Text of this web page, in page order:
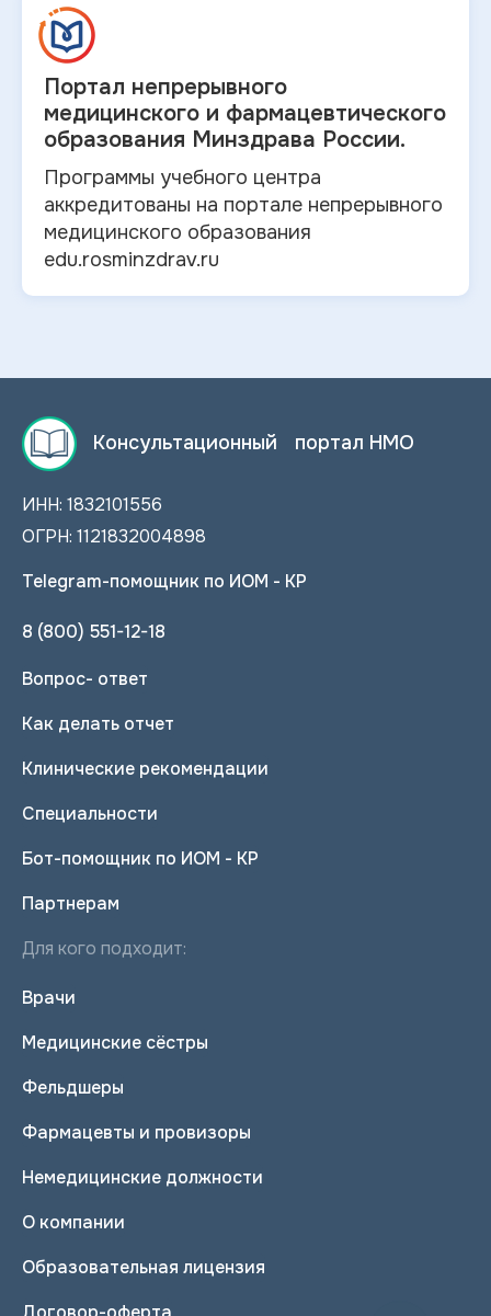
Портал непрерывного
медицинского и фармацевтического
образования Минздрава России.
Программы учебного центра
аккредитованы на портале непрерывного
медицинского образования
edu.rosminzdrav.ru
Консультационный портал НМО
ИНН: 1832101556
ОГРН: 1121832004898
Telegram-помощник по ИОМ - КР
8 (800) 551-12-18
Вопрос- ответ
Как делать отчет
Клинические рекомендации
Специальности
Бот-помощник по ИОМ - КР
Партнерам
Для кого подходит:
Врачи
Медицинские сёстры
Фельдшеры
Фармацевты и провизоры
Немедицинские должности
О компании
Образовательная лицензия